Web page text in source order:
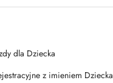
dla Dziecka
z imieniem Dziecka